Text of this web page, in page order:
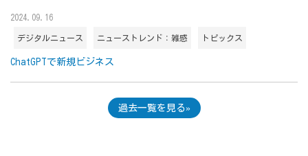
2024.09.16
デジタルニュース ニューストレンド：雑感 トピックス
ChatGPTで新規ビジネス
過去一覧を見る